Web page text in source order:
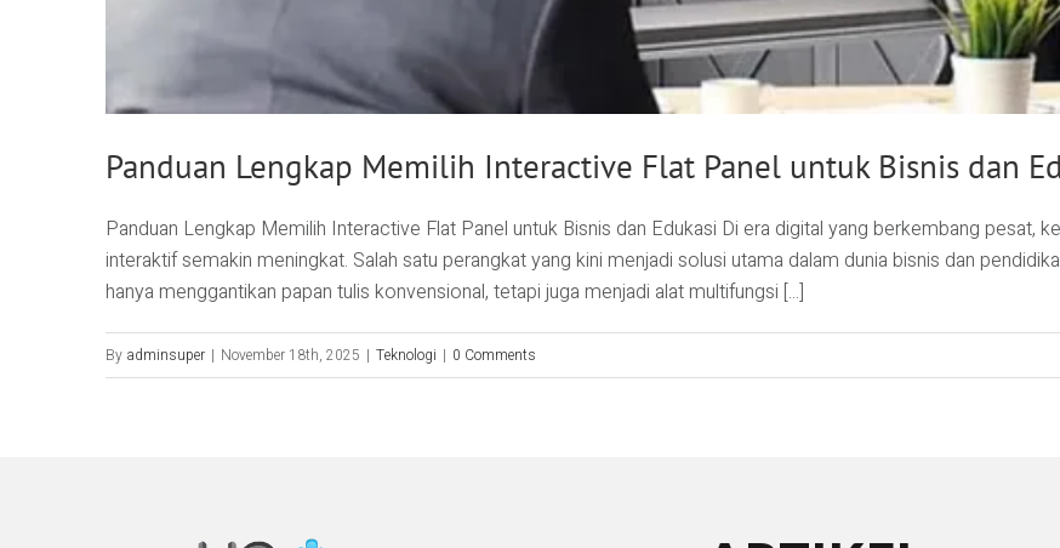
Panduan Lengkap Memilih Interactive Flat Panel untuk Bisnis dan
Panduan Lengkap Memilih Interactive Flat Panel untuk Bisnis dan Edukasi Di era digital yang berkembang pesat,
interaktif semakin meningkat. Salah satu perangkat yang kini menjadi solusi utama dalam dunia bisnis dan
hanya menggantikan papan tulis konvensional, tetapi juga menjadi alat multifungsi [...]
By adminsuper | November 18th, 2025 | Teknologi | 0 Comments